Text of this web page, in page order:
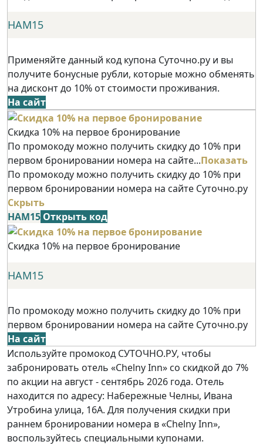
НАМ15
Применяйте данный код купона Суточно.ру и вы
получите бонусные рубли, которые можно обменять
на дисконт до 10% от стоимости проживания.
На сайт
Скидка 10% на первое бронирование
По промокоду можно получить скидку до 10% при
первом бронировании номера на сайте...Показать
По промокоду можно получить скидку до 10% при
первом бронировании номера на сайте Суточно.ру
Скрыть
НАМ15 Открыть код
Скидка 10% на первое бронирование
НАМ15
По промокоду можно получить скидку до 10% при
первом бронировании номера на сайте Суточно.ру
На сайт
Используйте промокод СУТОЧНО.РУ, чтобы
забронировать отель «Chelny Inn» со скидкой до 7%
по акции на август - сентябрь 2026 года. Отель
находится по адресу: Набережные Челны, Ивана
Утробина улица, 16А. Для получения скидки при
раннем бронировании номера в «Chelny Inn»,
воспользуйтесь специальными купонами.